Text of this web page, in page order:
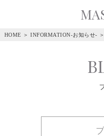
HOME ＞INFORMATION-お知らせ- ＞